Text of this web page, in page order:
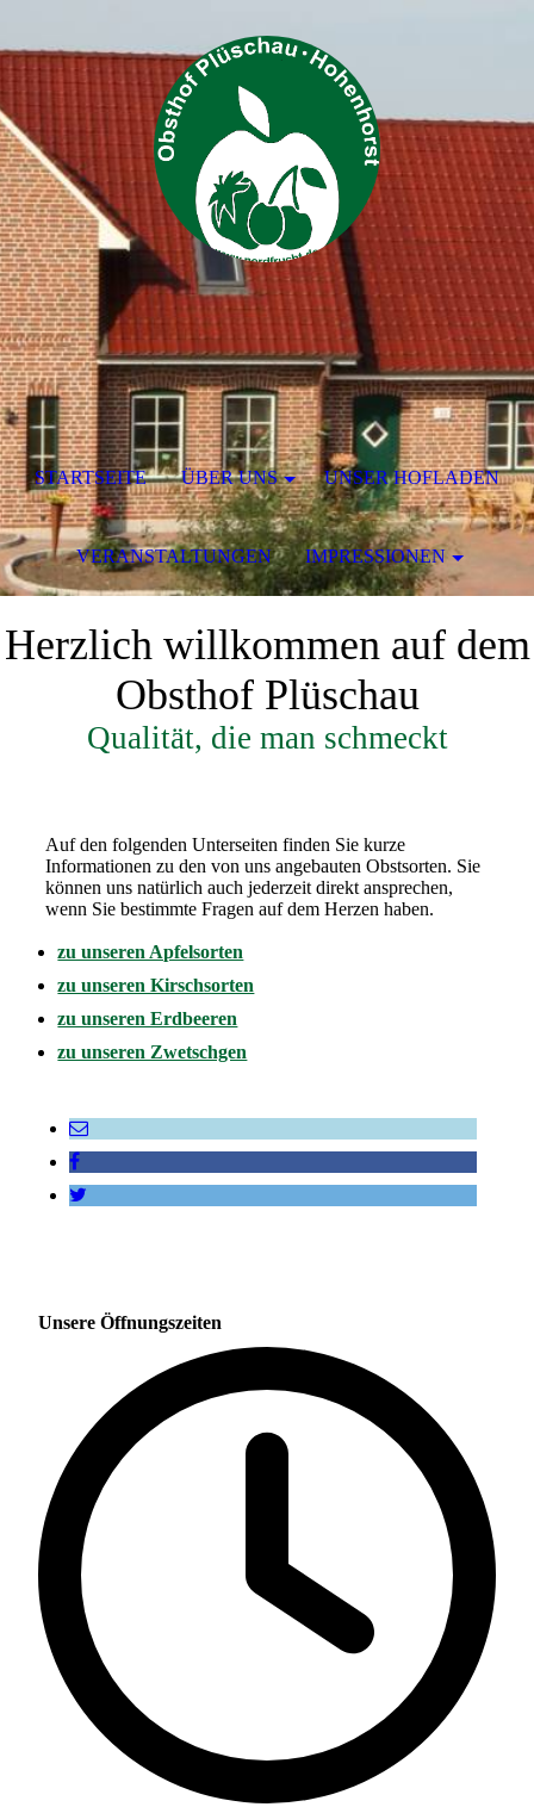
Herzlich willkommen auf dem
Obsthof Plüschau
Qualität, die man schmeckt
Auf den folgenden Unterseiten finden Sie kurze
Informationen zu den von uns angebauten Obstsorten. Sie
können uns natürlich auch jederzeit direkt ansprechen,
wenn Sie bestimmte Fragen auf dem Herzen haben.
zu unseren Apfelsorten
zu unseren Kirschsorten
zu unseren Erdbeeren
zu unseren Zwetschgen
Unsere Öffnungszeiten
STARTSEITE ÜBER UNS UNSER HOFLADEN
VERANSTALTUNGEN IMPRESSIONEN